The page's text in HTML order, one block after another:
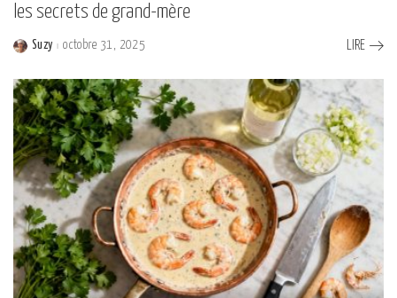
les secrets de grand-mère
Posted
Suzy octobre 31, 2025 LIRE